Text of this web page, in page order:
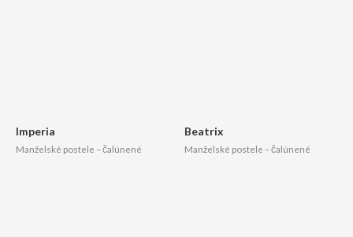
Imperia
Manželské postele – čalúnené
Beatrix
Manželské postele – čalúnené